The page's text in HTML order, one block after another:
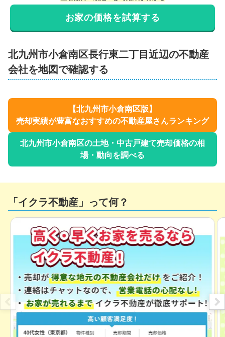
お家の価格を試算する
北九州市小倉南区長行東二丁目近辺の不動産
会社を地図で確認する
【北九州市小倉南区版】
売却実績が豊富なおすすめの不動産屋さんランキング
北九州市小倉南区の土地・中古戸建て売却価格の相
場・動向を調べる
「イクラ不動産」って何？